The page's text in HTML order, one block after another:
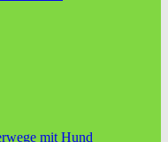
mit Hund